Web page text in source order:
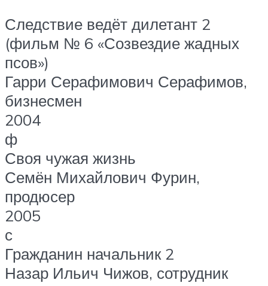
Следствие ведёт дилетант 2
(фильм № 6 «Созвездие жадных
псов»)
Гарри Серафимович Серафимов,
бизнесмен
2004
ф
Своя чужая жизнь
Семён Михайлович Фурин,
продюсер
2005
с
Гражданин начальник 2
Назар Ильич Чижов, сотрудник